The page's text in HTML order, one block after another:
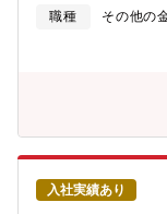
行う。■商品開発（
プロジェクトにお
よび募集文書の作
の業務を行う。■ト
ャネルの開拓および
の支援を行う。■ 異
請理由を精査し、認
例計上の件数を抑制
職種
その他の
入社実績あり